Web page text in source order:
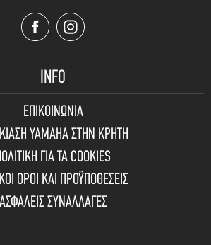
INFO
ΕΠΙΚΟΙΝΩΝΙΑ
YAMAHA ΣΤΗΝ ΚΡΗΤΗ
ΓΙΑ ΤΑ COOKIES
ΟΡΟΙ ΚΑΙ ΠΡΟΫΠΟΘΕΣΕΙΣ
ΑΣΦΑΛΕΙΣ ΣΥΝΑΛΛΑΓΕΣ